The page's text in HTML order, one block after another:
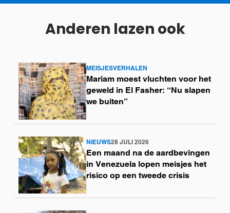
Anderen lazen ook
MEISJESVERHALEN
Mariam moest vluchten voor het
geweld in El Fasher: “Nu slapen
we buiten”
Lees
meer
NIEUWS28 JULI 2026
Een maand na de aardbevingen
in Venezuela lopen meisjes het
risico op een tweede crisis
Lees
meer